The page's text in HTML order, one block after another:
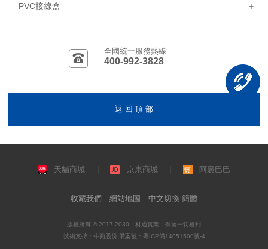
PVC接線盒
全國統一服務熱線
400-992-3828
返 回 頂 部
天貓商城 京東商城 阿裏巴巴
收藏我們 網站地圖 中文切換 簡體
版權所有 © 2017-2030 材通實業 保留一切權利
技術支持： 牛商股份 備案號： 粵ICP備14051500號-4